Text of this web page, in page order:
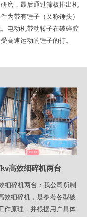
磨，最后通过筛板排出机
为带有锤子（又称锤头）
电动机带动转子在破碎腔
高速运动的锤子的打。
高效细碎机两台
细碎机两台：我公司所制
效细碎机，是参考各型破
作原理，并根据用户具体